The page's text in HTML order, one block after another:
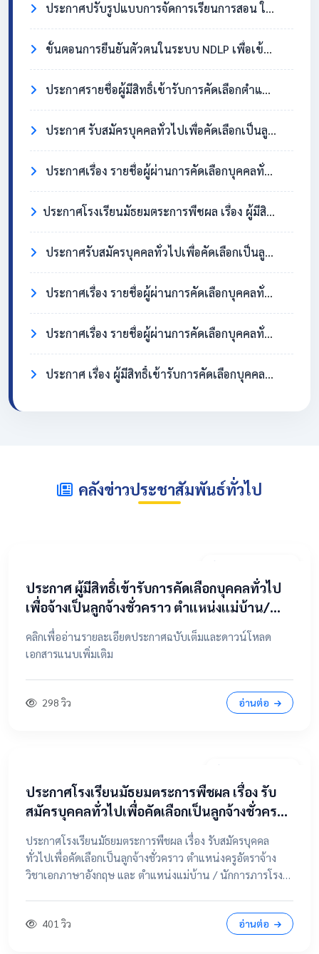
ประกาศปรับรูปแบบการจัดการเรียนการสอน ในวันที่ 31 กรกฎาคม 2569
ขั้นตอนการยืนยันตัวตนในระบบ NDLP เพื่อเข้าใช้งาน Chromebook
ประกาศรายชื่อผู้มีสิทธิ์เข้ารับการคัดเลือกตำแหน่งครูอัตราจ้าง วิชาเอกสังคมศึกษา
ประกาศ รับสมัครบุคคลทั่วไปเพื่อคัดเลือกเป็นลูกจ้างชั่วคราว ตำแหน่งครูอัตราจ้าง วิชาเอกสังคมศึกษา
ประกาศเรื่อง รายชื่อผู้ผ่านการคัดเลือกบุคคลทั่วไปเพื่อจ้างเป็นลูกจ้างชั่วคราว ตำแหน่ง แม่บ้าน/นักการภารโรง
​ประกาศโรงเรียนมัธยมตระการพืชผล เรื่อง ผู้มีสิทธิ์เข้ารับการคัดเลือกบุคคลทั่วไปเพื่อจ้างเป็นลูกจ้างชั่วคราว ตำแหน่งแม่บ้าน / นักการภารโรง
ประกาศรับสมัครบุคคลทั่วไปเพื่อคัดเลือกเป็นลูกจ้างชั่วคราว ตำแหน่งแม่บ้าน / นักการภารโรง
ประกาศเรื่อง รายชื่อผู้ผ่านการคัดเลือกบุคคลทั่วไปเพื่อจ้างเป็นลูกจ้างชั่วคราว ตำแหน่งครูอัตราจ้าง วิชาเอกภาษาอังกฤษ
ประกาศเรื่อง รายชื่อผู้ผ่านการคัดเลือกบุคคลทั่วไปเพื่อจ้างเป็นลูกจ้างชั่วคราว ตำแหน่ง แม่บ้าน/นักการภารโรง
ประกาศ เรื่อง ผู้มีสิทธิ์เข้ารับการคัดเลือกบุคคลทั่วไปเพื่อจ้างเป็นลูกจ้างชั่วคราว ตำแหน่งครูอัตราจ้าง วิชาเอกภาษาอังกฤษ
คลังข่าวประชาสัมพันธ์ทั่วไป
​ประกาศ ผู้มีสิทธิ์เข้ารับการคัดเลือกบุคคลทั่วไป
เพื่อจ้างเป็นลูกจ้างชั่วคราว ตำแหน่งแม่บ้าน/
นักการภารโรง
คลิกเพื่ออ่านรายละเอียดประกาศฉบับเต็มและดาวน์โหลด
เอกสารแนบเพิ่มเติม
298 วิว อ่านต่อ
ประกาศโรงเรียนมัธยมตระการพืชผล เรื่อง รับ
สมัครบุคคลทั่วไปเพื่อคัดเลือกเป็นลูกจ้างชั่วคราว
ตำแหน่งครูอัตราจ้าง วิชาเอกภาษาอังกฤษ และ
ตำแหน่งแม่บ้าน / นักการภารโรง
ประกาศโรงเรียนมัธยมตระการพืชผล เรื่อง รับสมัครบุคคล
ทั่วไปเพื่อคัดเลือกเป็นลูกจ้างชั่วคราว ตำแหน่งครูอัตราจ้าง
วิชาเอกภาษาอังกฤษ และ ตำแหน่งแม่บ้าน / นักการภารโรง
401 วิว อ่านต่อ